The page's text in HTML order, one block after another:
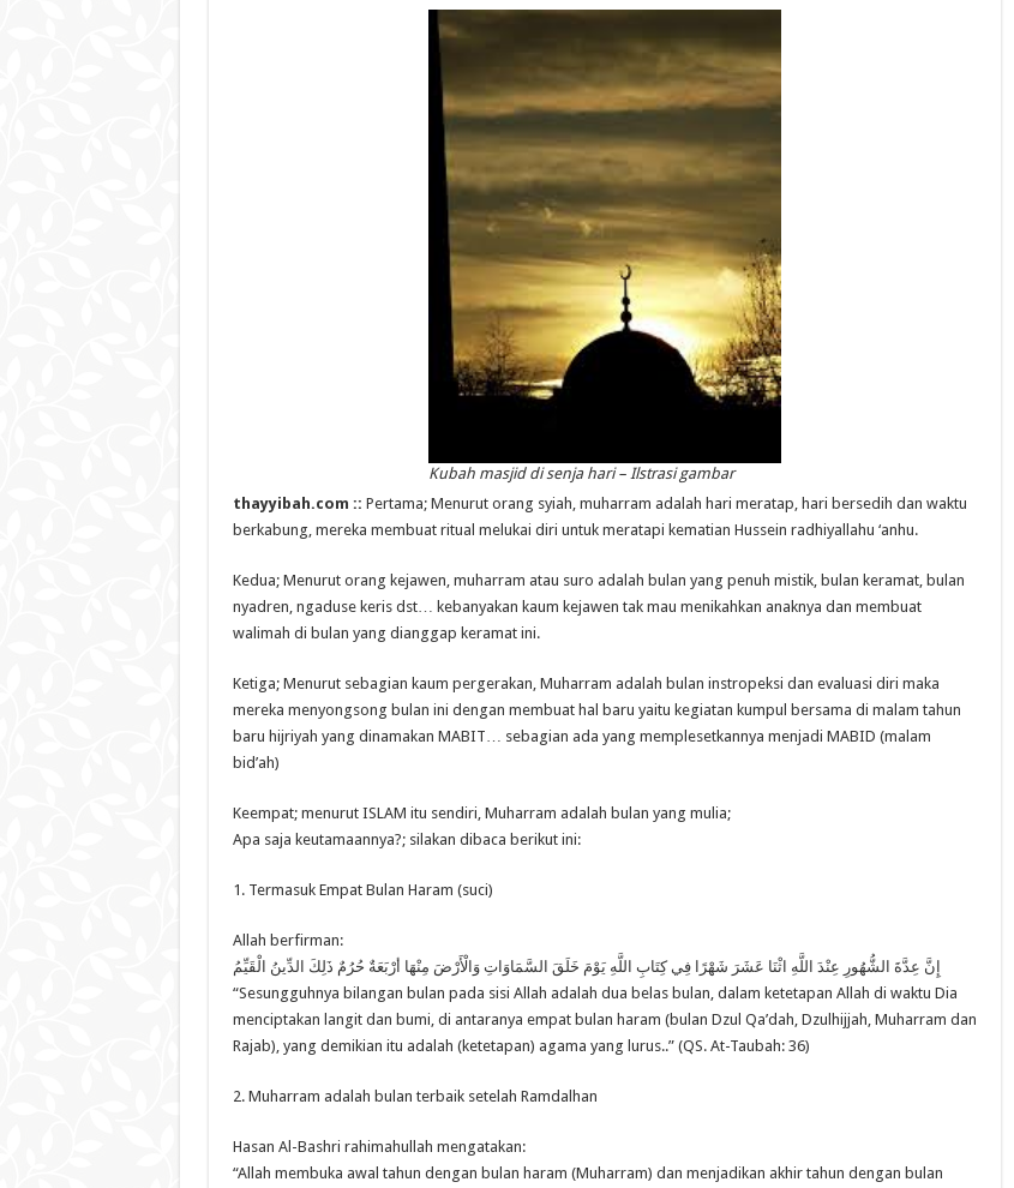
Kubah masjid di senja hari – Ilstrasi gambar
thayyibah.com :: Pertama; Menurut orang syiah, muharram adalah hari meratap, hari bersedih dan waktu
berkabung, mereka membuat ritual melukai diri untuk meratapi kematian Hussein radhiyallahu ‘anhu.
Kedua; Menurut orang kejawen, muharram atau suro adalah bulan yang penuh mistik, bulan keramat, bulan
nyadren, ngaduse keris dst… kebanyakan kaum kejawen tak mau menikahkan anaknya dan membuat
walimah di bulan yang dianggap keramat ini.
Ketiga; Menurut sebagian kaum pergerakan, Muharram adalah bulan instropeksi dan evaluasi diri maka
mereka menyongsong bulan ini dengan membuat hal baru yaitu kegiatan kumpul bersama di malam tahun
baru hijriyah yang dinamakan MABIT… sebagian ada yang memplesetkannya menjadi MABID (malam
bid’ah)
Keempat; menurut ISLAM itu sendiri, Muharram adalah bulan yang mulia;
Apa saja keutamaannya?; silakan dibaca berikut ini:
1. Termasuk Empat Bulan Haram (suci)
Allah berfirman:
إِنَّ عِدَّةَ الشُّهُورِ عِنْدَ اللَّهِ اثْنَا عَشَرَ شَهْرًا فِي كِتَابِ اللَّهِ يَوْمَ خَلَقَ السَّمَاوَاتِ وَالْأَرْضَ مِنْهَا أرْبَعَةٌ حُرُمٌ ذَلِكَ الدِّينُ الْقَيِّمُ
“Sesungguhnya bilangan bulan pada sisi Allah adalah dua belas bulan, dalam ketetapan Allah di waktu Dia
menciptakan langit dan bumi, di antaranya empat bulan haram (bulan Dzul Qa’dah, Dzulhijjah, Muharram dan
Rajab), yang demikian itu adalah (ketetapan) agama yang lurus..” (QS. At-Taubah: 36)
2. Muharram adalah bulan terbaik setelah Ramdalhan
Hasan Al-Bashri rahimahullah mengatakan:
“Allah membuka awal tahun dengan bulan haram (Muharram) dan menjadikan akhir tahun dengan bulan